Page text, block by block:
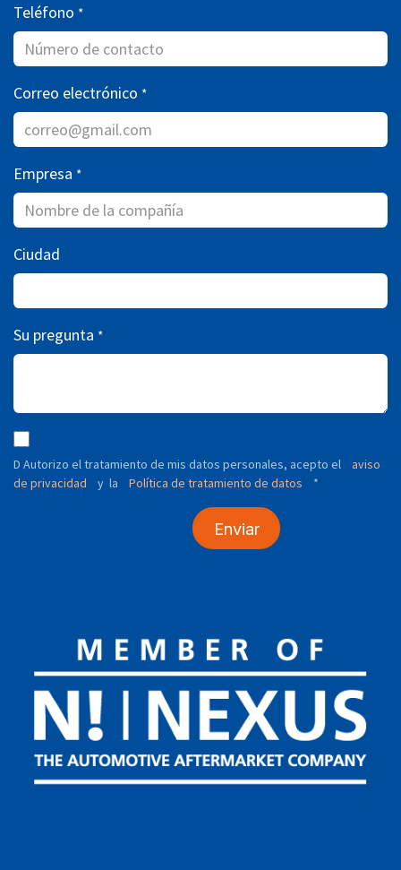
Teléfono *
Correo electrónico *
Empresa *
Ciudad
Su pregunta *
D Autorizo ​​el tratamiento de mis datos personales, acepto el
aviso
de privacidad
y la Política de tratamiento de datos *
Enviar